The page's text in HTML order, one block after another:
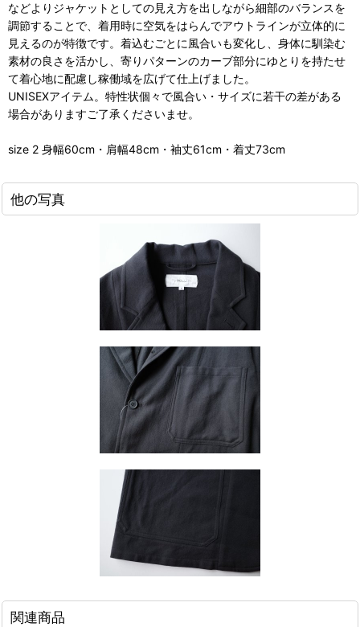
などよりジャケットとしての見え方を出しながら細部のバランスを
調節することで、着用時に空気をはらんでアウトラインが立体的に
見えるのが特徴です。着込むごとに風合いも変化し、身体に馴染む
素材の良さを活かし、寄りパターンのカーブ部分にゆとりを持たせ
て着心地に配慮し稼働域を広げて仕上げました。
UNISEXアイテム。特性状個々で風合い・サイズに若干の差がある
場合がありますご了承くださいませ。
size 2 身幅60cm・肩幅48cm・袖丈61cm・着丈73cm
他の写真
関連商品